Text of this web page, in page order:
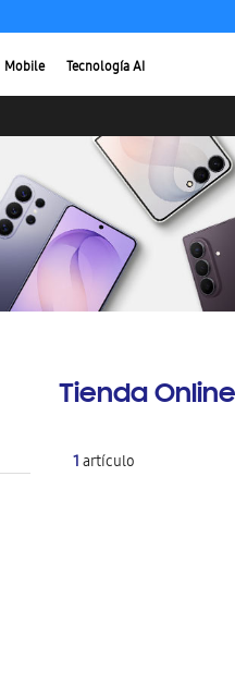
Mobile Tecnología AI
Tienda Online
1artículo